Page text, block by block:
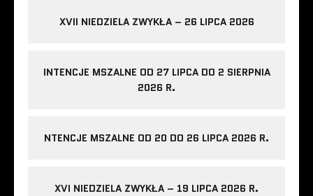
XVII NIEDZIELA ZWYKŁA – 26 LIPCA 2026
INTENCJE MSZALNE OD 27 LIPCA DO 2 SIERPNIA
2026 R.
NTENCJE MSZALNE OD 20 DO 26 LIPCA 2026 R.
XVI NIEDZIELA ZWYKŁA – 19 LIPCA 2026 R.